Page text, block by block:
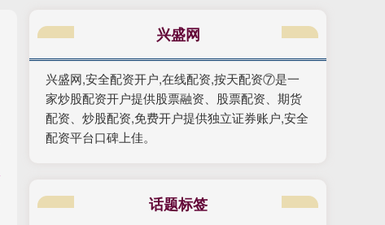
兴盛网
兴盛网,安全配资开户,在线配资,按天配资⑦是一
家炒股配资开户提供股票融资、股票配资、期货
配资、炒股配资,免费开户提供独立证券账户,安全
配资平台口碑上佳。
话题标签